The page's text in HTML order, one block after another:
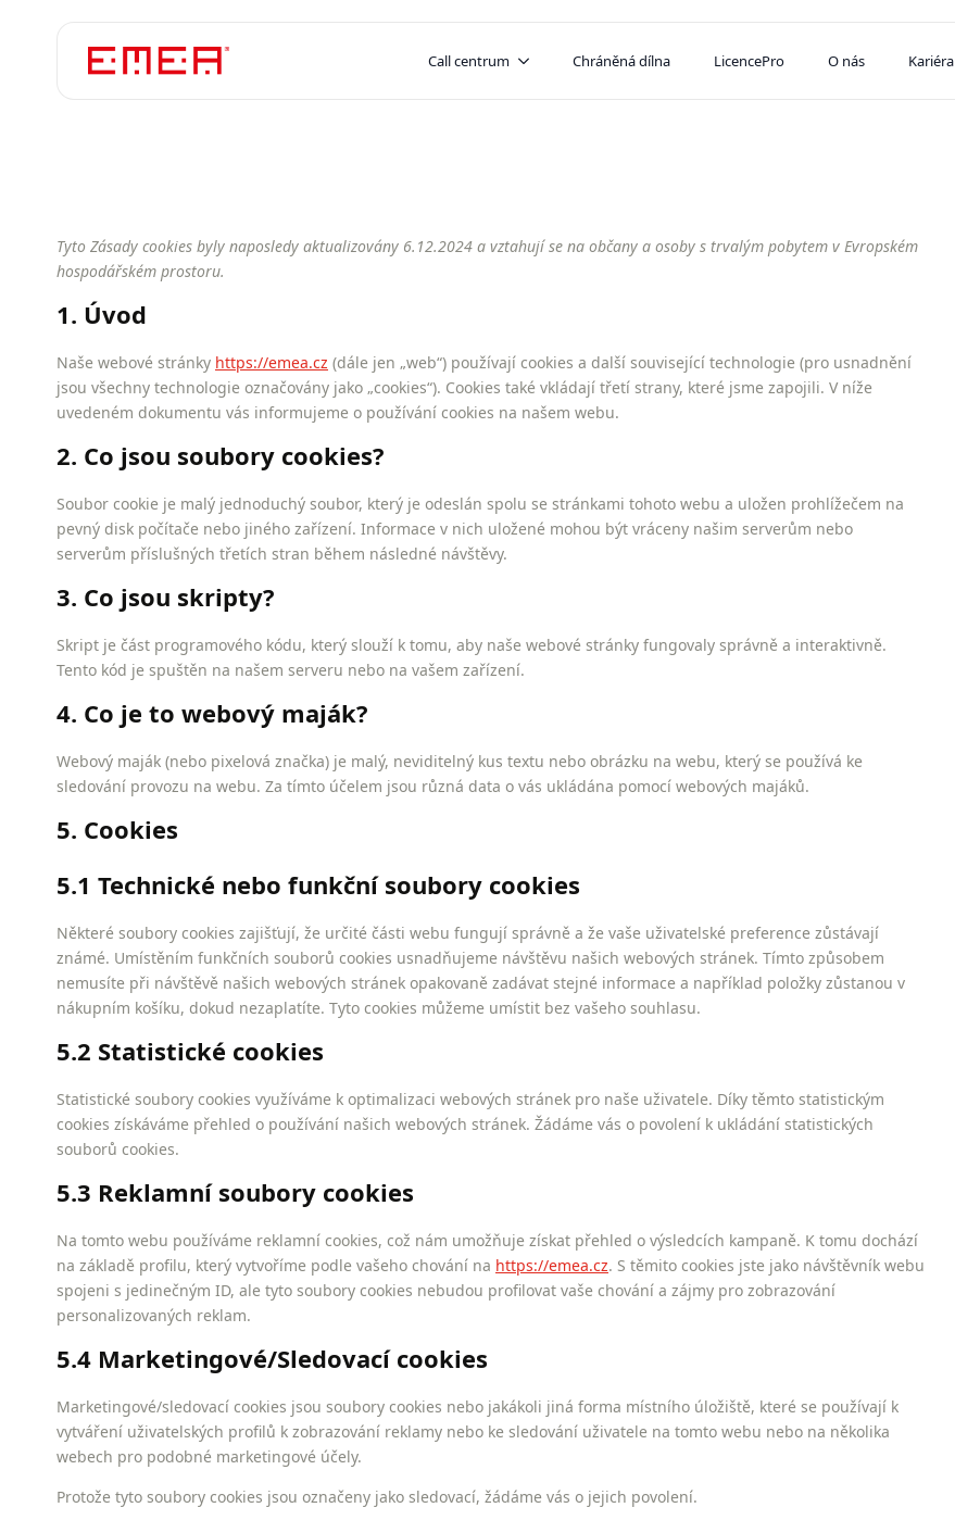
Call centrum Chráněná dílna LicencePro O nás Kariéra
Tyto Zásady cookies byly naposledy aktualizovány 6.12.2024 a vztahují se na občany a osoby s trvalým pobytem v Evropském
hospodářském prostoru.
1. Úvod
Naše webové stránky https://emea.cz (dále jen „web“) používají cookies a další související technologie (pro usnadnění
jsou všechny technologie označovány jako „cookies“). Cookies také vkládají třetí strany, které jsme zapojili. V níže
uvedeném dokumentu vás informujeme o používání cookies na našem webu.
2. Co jsou soubory cookies?
Soubor cookie je malý jednoduchý soubor, který je odeslán spolu se stránkami tohoto webu a uložen prohlížečem na
pevný disk počítače nebo jiného zařízení. Informace v nich uložené mohou být vráceny našim serverům nebo
serverům příslušných třetích stran během následné návštěvy.
3. Co jsou skripty?
Skript je část programového kódu, který slouží k tomu, aby naše webové stránky fungovaly správně a interaktivně.
Tento kód je spuštěn na našem serveru nebo na vašem zařízení.
4. Co je to webový maják?
Webový maják (nebo pixelová značka) je malý, neviditelný kus textu nebo obrázku na webu, který se používá ke
sledování provozu na webu. Za tímto účelem jsou různá data o vás ukládána pomocí webových majáků.
5. Cookies
5.1 Technické nebo funkční soubory cookies
Některé soubory cookies zajišťují, že určité části webu fungují správně a že vaše uživatelské preference zůstávají
známé. Umístěním funkčních souborů cookies usnadňujeme návštěvu našich webových stránek. Tímto způsobem
nemusíte při návštěvě našich webových stránek opakovaně zadávat stejné informace a například položky zůstanou v
nákupním košíku, dokud nezaplatíte. Tyto cookies můžeme umístit bez vašeho souhlasu.
5.2 Statistické cookies
Statistické soubory cookies využíváme k optimalizaci webových stránek pro naše uživatele. Díky těmto statistickým
cookies získáváme přehled o používání našich webových stránek. Žádáme vás o povolení k ukládání statistických
souborů cookies.
5.3 Reklamní soubory cookies
Na tomto webu používáme reklamní cookies, což nám umožňuje získat přehled o výsledcích kampaně. K tomu dochází
na základě profilu, který vytvoříme podle vašeho chování na https://emea.cz. S těmito cookies jste jako návštěvník webu
spojeni s jedinečným ID, ale tyto soubory cookies nebudou profilovat vaše chování a zájmy pro zobrazování
personalizovaných reklam.
5.4 Marketingové/Sledovací cookies
Marketingové/sledovací cookies jsou soubory cookies nebo jakákoli jiná forma místního úložiště, které se používají k
vytváření uživatelských profilů k zobrazování reklamy nebo ke sledování uživatele na tomto webu nebo na několika
webech pro podobné marketingové účely.
Protože tyto soubory cookies jsou označeny jako sledovací, žádáme vás o jejich povolení.